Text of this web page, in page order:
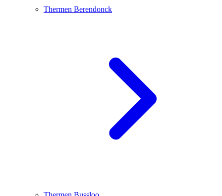
Thermen Berendonck